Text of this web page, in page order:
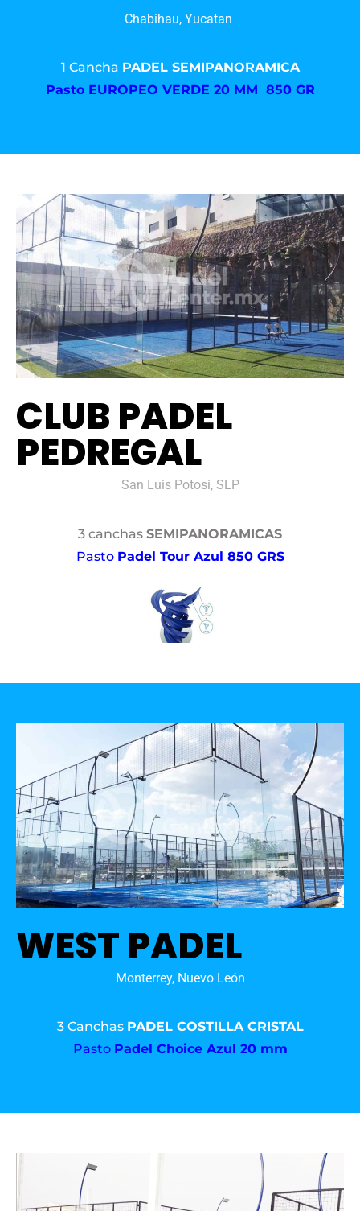
Chabihau, Yucatan
1 Cancha PADEL SEMIPANORAMICA
Pasto EUROPEO VERDE 20 MM 850 GR
CLUB PADEL
PEDREGAL
San Luis Potosi, SLP
3 canchas SEMIPANORAMICAS
Pasto Padel Tour Azul 850 GRS
WEST PADEL
Monterrey, Nuevo León
3 Canchas PADEL COSTILLA CRISTAL
Pasto Padel Choice Azul 20 mm